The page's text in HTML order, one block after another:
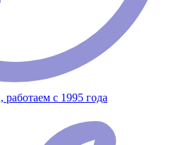
работаем с 1995 года